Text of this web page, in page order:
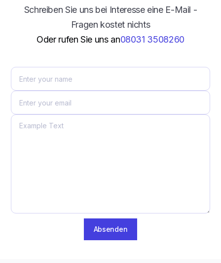
Schreiben Sie uns bei Interesse eine E-Mail -
Fragen kostet nichts
Oder rufen Sie uns an08031 3508260